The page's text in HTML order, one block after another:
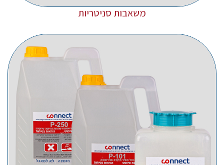
משאבות סניטריות